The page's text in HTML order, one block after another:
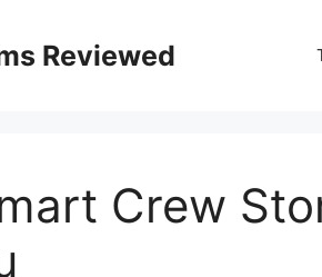
Reviewed
Crew